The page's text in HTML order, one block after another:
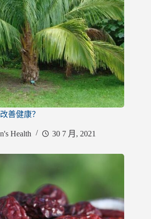
善健康？
Health 30 7 月, 2021